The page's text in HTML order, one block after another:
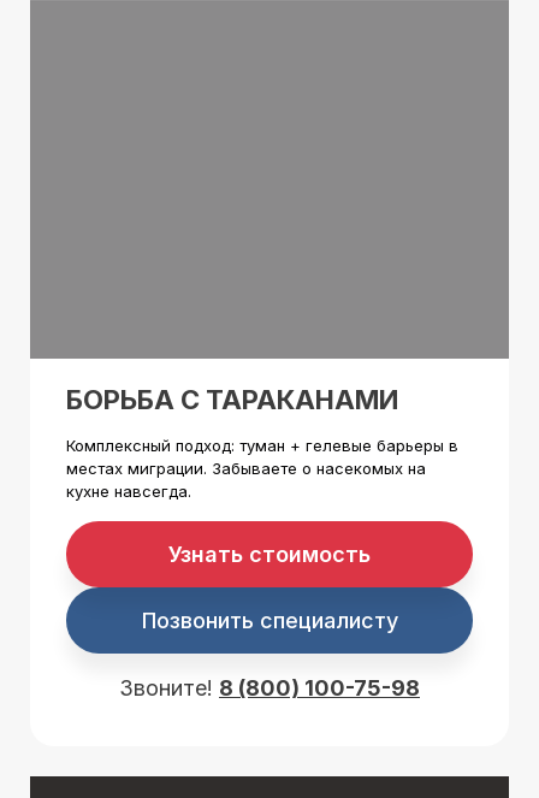
БОРЬБА С ТАРАКАНАМИ
Комплексный подход: туман + гелевые барьеры в
местах миграции. Забываете о насекомых на
кухне навсегда.
Узнать стоимость
Позвонить специалисту
Звоните! 8 (800) 100-75-98